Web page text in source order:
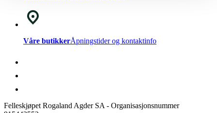
Våre butikkerÅpningstider og kontaktinfo
Felleskjøpet Rogaland Agder SA - Organisasjonsnummer